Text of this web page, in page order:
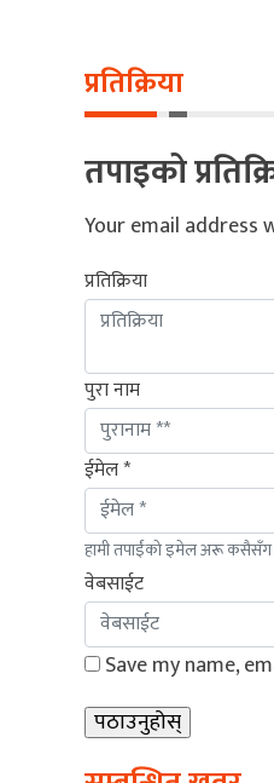
प्रतिक्रिया
तपाइको
Your email address
प्रतिक्रिया
पुरा नाम
ईमेल *
हामी तपाईंको इमेल अरू कसैसँग
वेबसाईट
Save my name,